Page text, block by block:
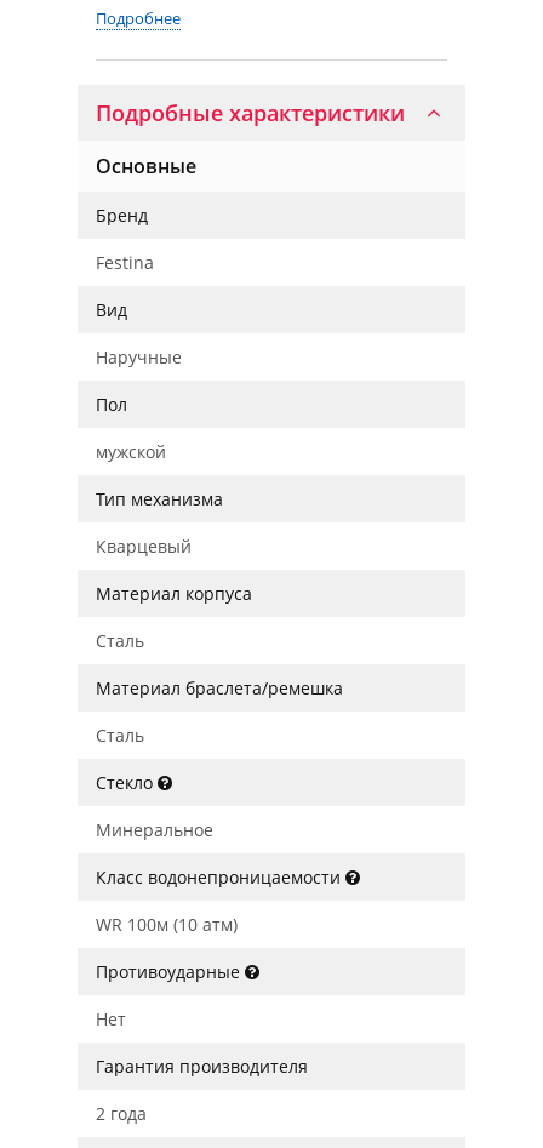
Подробнее
Подробные характеристики
Основные
Бренд
Festina
Вид
Наручные
Пол
мужской
Тип механизма
Кварцевый
Материал корпуса
Сталь
Материал браслета/ремешка
Сталь
Стекло
Минеральное
Класс водонепроницаемости
WR 100м (10 атм)
Противоударные
Нет
Гарантия производителя
2 года